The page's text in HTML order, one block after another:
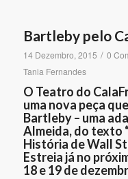
Bartleby pelo
14 Dezembro, 2015 / 0
Tania Fernandes
O Teatro do
uma nova peça
Bartleby – uma
Almeida, do texto
História de Wall
Estreia já no
18 e 19 de